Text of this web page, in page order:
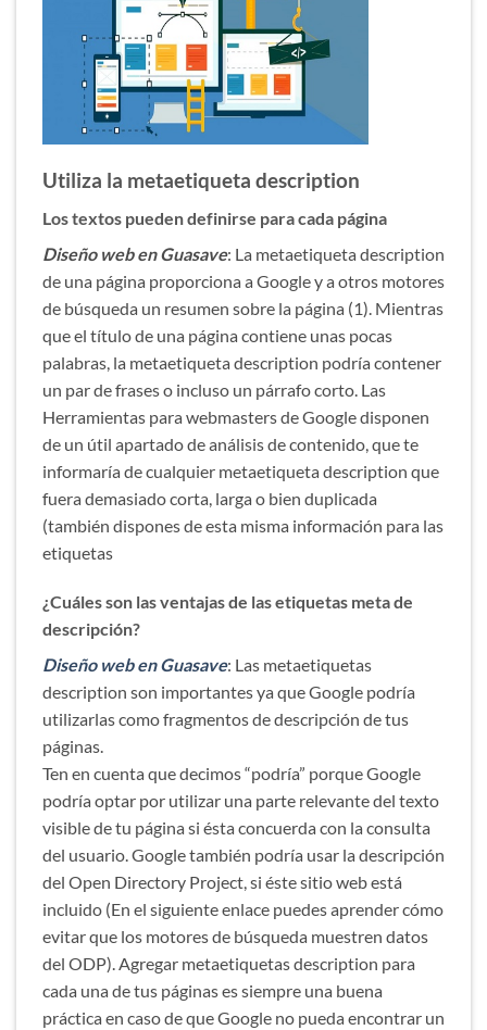
Utiliza la metaetiqueta description
Los textos pueden definirse para cada página
Diseño web en Guasave: La metaetiqueta description
de una página proporciona a Google y a otros motores
de búsqueda un resumen sobre la página (1). Mientras
que el título de una página contiene unas pocas
palabras, la metaetiqueta description podría contener
un par de frases o incluso un párrafo corto. Las
Herramientas para webmasters de Google disponen
de un útil apartado de análisis de contenido, que te
informaría de cualquier metaetiqueta description que
fuera demasiado corta, larga o bien duplicada
(también dispones de esta misma información para las
etiquetas
¿Cuáles son las ventajas de las etiquetas meta de
descripción?
Diseño web en Guasave: Las metaetiquetas
description son importantes ya que Google podría
utilizarlas como fragmentos de descripción de tus
páginas.
Ten en cuenta que decimos “podría” porque Google
podría optar por utilizar una parte relevante del texto
visible de tu página si ésta concuerda con la consulta
del usuario. Google también podría usar la descripción
del Open Directory Project, si éste sitio web está
incluido (En el siguiente enlace puedes aprender cómo
evitar que los motores de búsqueda muestren datos
del ODP). Agregar metaetiquetas description para
cada una de tus páginas es siempre una buena
práctica en caso de que Google no pueda encontrar un